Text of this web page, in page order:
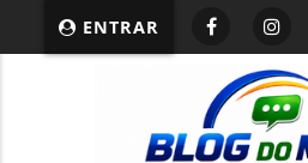
ENTRAR